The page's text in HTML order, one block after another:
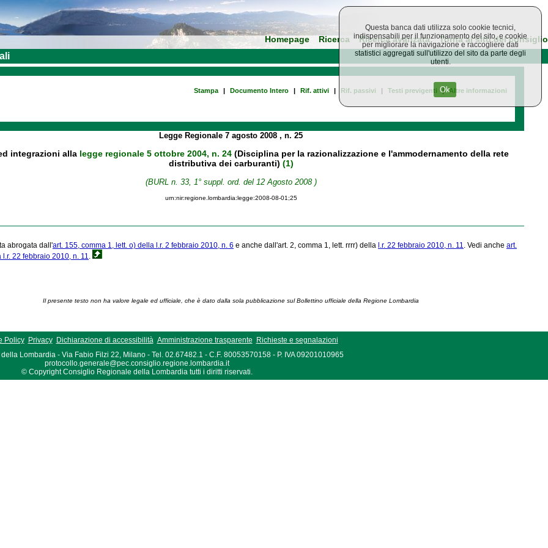
Homepage Ricerca Ricerca avanzata Torna al sito del consiglio
Stampa | Documento Intero | Rif. attivi | Rif. passivi | Testi previgenti | Altre informazioni
Legge Regionale7 agosto 2008, n. 25
integrazioni alla legge regionale 5 ottobre 2004, n. 24(Disciplina per la razionalizzazione e l'ammodernamento della rete
distributiva dei carburanti) (1)
(BURL n. 33, 1° suppl. ord. del 12 Agosto 2008 )
urn:nir:regione.lombardia:legge:2008-08-01;25
abrogata dall'art. 155, comma 1, lett. o) della l.r. 2 febbraio 2010, n. 6 e anche dall'art. 2, comma 1, lett. rrrr) della l.r. 22 febbraio 2010, n. 11 . Vedi anche art.
22 febbraio 2010, n. 11
Il presente testo non ha valore legale ed ufficiale, che è dato dalla sola pubblicazione sul Bollettino ufficiale della Regione Lombardia
Policy Privacy Dichiarazione di accessibilità Amministrazione trasparente
Richieste e segnalazioni
Lombardia - Via Fabio Filzi 22, Milano - Tel. 02.67482.1 - C.F. 80053570158 - P. IVA 09201010965
protocollo.generale@pec.consiglio.regione.lombardia.it
© Copyright Consiglio Regionale della Lombardia tutti i diritti riservati.
Questa banca dati utilizza solo cookie tecnici,
indispensabili per il funzionamento del sito, e cookie
per migliorare la navigazione e raccogliere dati
statistici aggregati sull'utilizzo del sito da parte degli
utenti.
Ok